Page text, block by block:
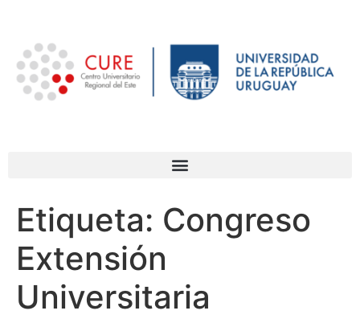
Etiqueta: Congreso
Extensión
Universitaria